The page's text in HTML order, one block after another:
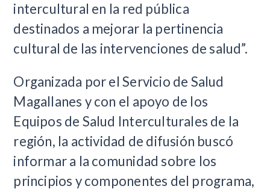
intercultural en la red pública
destinados a mejorar la pertinencia
cultural de las intervenciones de salud”.
Organizada por el Servicio de Salud
Magallanes y con el apoyo de los
Equipos de Salud Interculturales de la
región, la actividad de difusión buscó
informar a la comunidad sobre los
principios y componentes del programa,